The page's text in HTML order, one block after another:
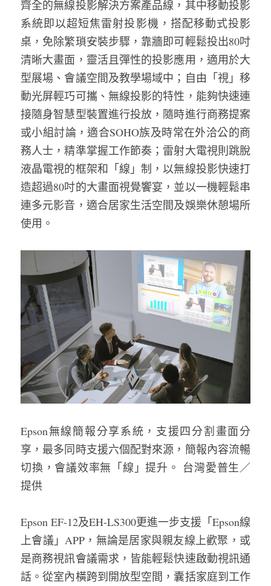
齊全的無線投影解決方案產品線，其中移動投影
系統即以超短焦雷射投影機，搭配移動式投影
桌，免除繁瑣安裝步驟，靠牆即可輕鬆投出80吋
清晰大畫面，靈活且彈性的投影應用，適用於大
型展場、會議空間及教學場域中；自由「視」移
動光屏輕巧可攜、無線投影的特性，能夠快速連
接隨身智慧型裝置進行投放，隨時進行商務提案
或小組討論，適合SOHO族及時常在外洽公的商
務人士，精準掌握工作節奏；雷射大電視則跳脫
液晶電視的框架和「線」制，以無線投影快速打
造超過80吋的大畫面視覺饗宴，並以一機輕鬆串
連多元影音，適合居家生活空間及娛樂休憩場所
使用。
Epson無線簡報分享系統，支援四分割畫面分
享，最多同時支援六個配對來源，簡報內容流暢
切換，會議效率無「線」提升。 台灣愛普生／
提供
Epson EF-12及EH-LS300更進一步支援「Epson線
上會議」APP，無論是居家與親友線上歡聚，或
是商務視訊會議需求，皆能輕鬆快速啟動視訊通
話。從室內橫跨到開放型空間，囊括家庭到工作